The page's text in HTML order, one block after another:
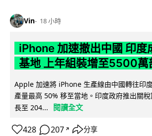
Vin 18 小時
iPhone 加速撤出中國 印度
基地 上年組裝增至5500萬
Apple 加速將 iPhone 生產線由中國轉往印
產量最高 50% 移至當地。印度政府推出關
長至 204...
閱讀全文
428 207 ↗ 分享